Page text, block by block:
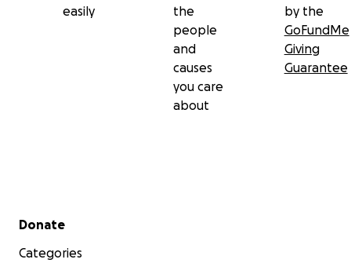
easily
the
people
and
causes
you care
about
by the
GoFundMe
Giving
Guarantee
Secondary menu
Donate
Categories